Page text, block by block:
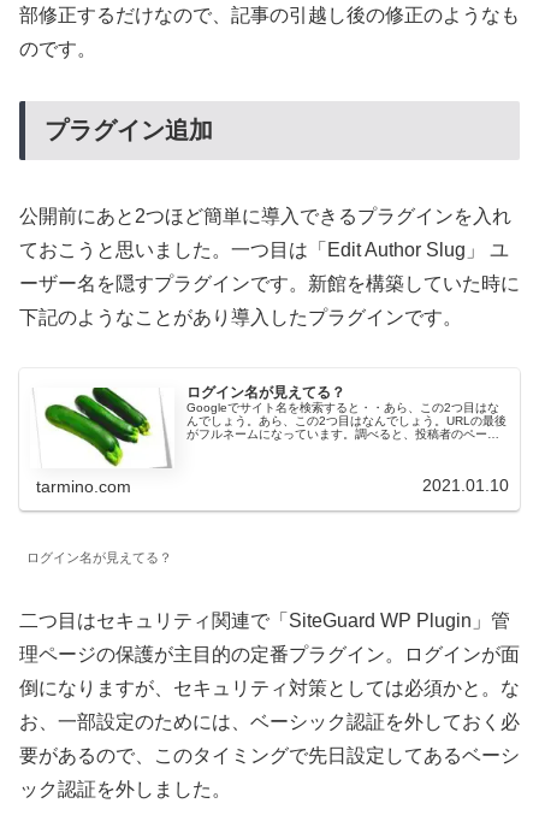
部修正するだけなので、記事の引越し後の修正のようなも
のです。
プラグイン追加
公開前にあと2つほど簡単に導入できるプラグインを入れ
ておこうと思いました。一つ目は「Edit Author Slug」 ユ
ーザー名を隠すプラグインです。新館を構築していた時に
下記のようなことがあり導入したプラグインです。
ログイン名が見えてる？
Googleでサイト名を検索すると・・あら、この2つ目はな
んでしょう。あら、この2つ目はなんでしょう。URLの最後
がフルネームになっています。調べると、投稿者のページ
tarmino.com 2021.01.10
ログイン名が見えてる？
二つ目はセキュリティ関連で「SiteGuard WP Plugin」管
理ページの保護が主目的の定番プラグイン。ログインが面
倒になりますが、セキュリティ対策としては必須かと。な
お、一部設定のためには、ベーシック認証を外しておく必
要があるので、このタイミングで先日設定してあるベーシ
ック認証を外しました。